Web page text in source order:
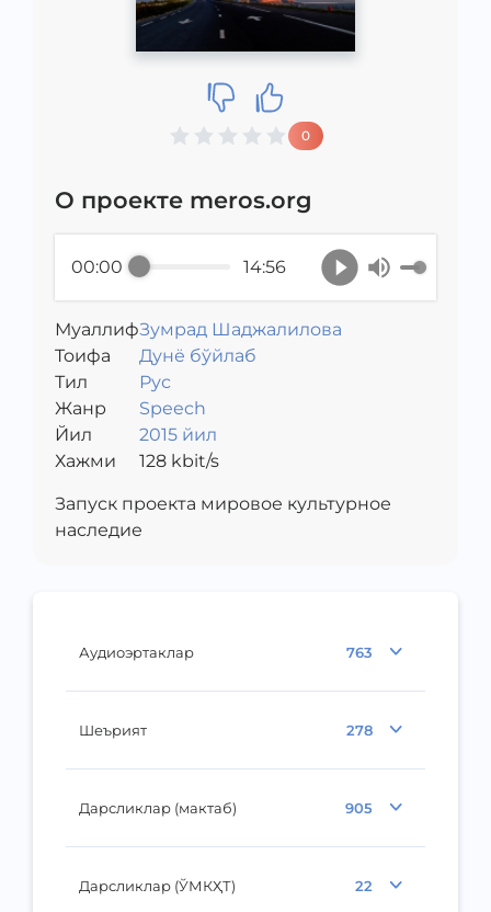
Аудиоэртаклар 763
Шеърият 278
Дарсликлар (мактаб) 905
Дарсликлар (ЎМКҲТ) 22
0
О проекте meros.org
00:00 14:56
МуаллифЗумрад Шаджалилова
Toифа
Дунё бўйлаб
Тил
Рус
Жанр
Speech
Йил
2015 йил
Хажми
128kbit/s
Запуск проекта мировое культурное
наследие